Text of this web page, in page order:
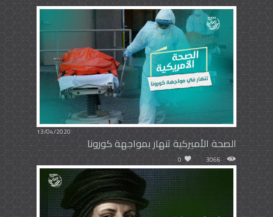
13/04/2020
الصحة الأميركية تنهار بمواجهة كورونا
3066
0